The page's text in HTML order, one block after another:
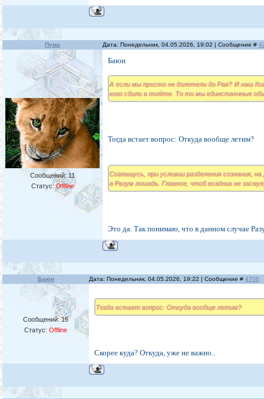
Пума Дата: Понедельник, 04.05.2026, 19:02 | Сообщение #
Сообщений:11
Статус:Offline
Баюн
А если мы просто не долетели до Рая? И наш
кого сбили в полёте. То то мы единственные
Тогда встает вопрос: Откуда вообще летим?
Соглашусь, при условии разделения сознания,
а Разум лошадь. Главное, чтоб всадник не
Это да. Так понимаю, что в данном случае
Баюн Дата: Понедельник, 04.05.2026, 19:22 | Сообщение #4706
Сообщений:15
Статус:Offline
Тогда встает вопрос: Откуда вообще летим?
Скорее куда? Откуда, уже не важно..